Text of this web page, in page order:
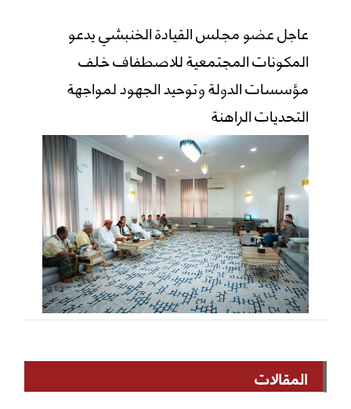
عاجل عضو مجلس القيادة الخنبشي يدعو
المكونات المجتمعية للاصطفاف خلف
مؤسسات الدولة وتوحيد الجهود لمواجهة
التحديات الراهنة
المقالات